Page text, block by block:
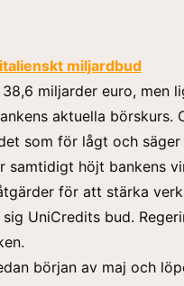
miljardbud
miljarder euro, men
aktuella börskurs.
som för lågt och säger
samtidigt höjt bankens
för att stärka
UniCredits bud.
början av maj och